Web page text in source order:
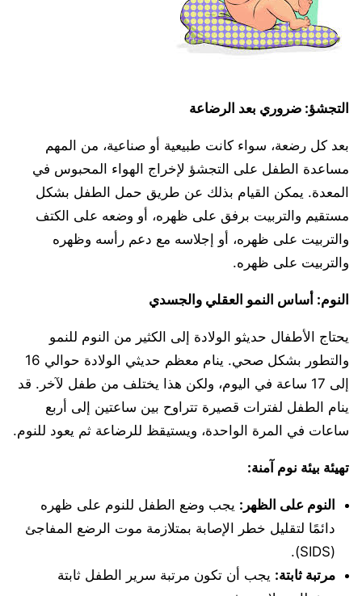
التجشؤ: ضروري بعد الرضاعة
بعد كل رضعة، سواء كانت طبيعية أو صناعية، من المهم
مساعدة الطفل على التجشؤ لإخراج الهواء المحبوس في
المعدة. يمكن القيام بذلك عن طريق حمل الطفل بشكل
مستقيم والتربيت برفق على ظهره، أو وضعه على الكتف
والتربيت على ظهره، أو إجلاسه مع دعم رأسه وظهره
والتربيت على ظهره.
النوم: أساس النمو العقلي والجسدي
يحتاج الأطفال حديثو الولادة إلى الكثير من النوم للنمو
والتطور بشكل صحي. ينام معظم حديثي الولادة حوالي 16
إلى 17 ساعة في اليوم، ولكن هذا يختلف من طفل لآخر. قد
ينام الطفل لفترات قصيرة تتراوح بين ساعتين إلى أربع
ساعات في المرة الواحدة، ويستيقظ للرضاعة ثم يعود للنوم.
تهيئة بيئة نوم آمنة:
النوم على الظهر: يجب وضع الطفل للنوم على ظهره
دائمًا لتقليل خطر الإصابة بمتلازمة موت الرضع المفاجئ
(SIDS).
مرتبة ثابتة: يجب أن تكون مرتبة سرير الطفل ثابتة